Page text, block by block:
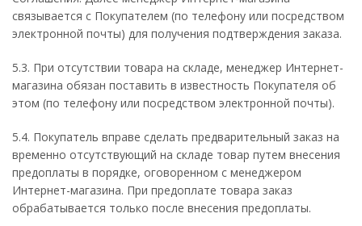
связывается с Покупателем (по телефону или посредством
электронной почты) для получения подтверждения заказа.
5.3. При отсутствии товара на складе, менеджер Интернет-
магазина обязан поставить в известность Покупателя об
этом (по телефону или посредством электронной почты).
5.4. Покупатель вправе сделать предварительный заказ на
временно отсутствующий на складе товар путем внесения
предоплаты в порядке, оговоренном с менеджером
Интернет-магазина. При предоплате товара заказ
обрабатывается только после внесения предоплаты.